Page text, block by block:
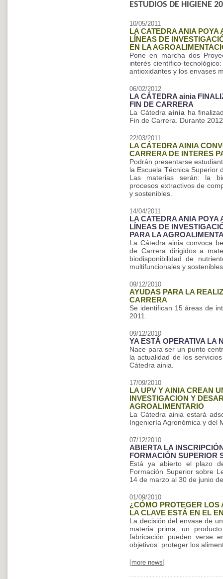
ESTUDIOS DE HIGIENE
10/05/2011
LA CATEDRA ANIA
LÍNEAS DE
EN LA
Pone en marcha dos
interés científico-
antioxidantes y los envases
06/02/2012
LA CÁTEDRA ainia
FIN DE CARRERA
La Cátedraainia ha
Fin de Carrera. Durante
22/03/2011
LA CÁTEDRA AINIA
CARRERA DE INTERES
Podrán presentarse
la Escuela Técnica Superior
Las materias serán: la
procesos extractivos de
y sostenibles.
14/04/2011
LA CATEDRA ANIA
LÍNEAS DE
PARA LA
La Cátedra ainia convoca
de Carrera dirigidos a
biodisponibilidad de
multifuncionales y
09/12/2010
AYUDAS PARA LA
CARRERA
Se identifican 15 áreas de
2011.
09/12/2010
YA ESTÁ OPERATIVA LA
Nace para ser un punto
la actualidad de los
Cátedra ainia.
17/09/2010
LA UPV Y AINIA CREAN
INVESTIGACION Y
AGROALIMENTARIO
La Cátedra ainia estará
Ingeniería Agronómica y del
07/12/2010
ABIERTA LA
FORMACIÓN SUPERIOR
Está ya abierto el plazo
Formación Superior sobre
14 de marzo al 30 de junio
01/09/2010
¿CÓMO PROTEGER LOS
LA CLAVE ESTÁ EN EL
La decisión del envase de
materia prima, un
fabricación pueden verse
objetivos: proteger los
[more news]